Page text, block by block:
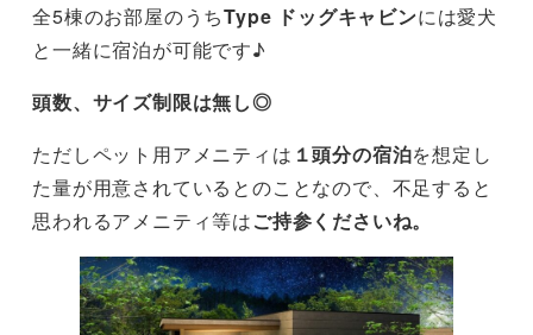
全5棟のお部屋のうちType ドッグキャビンには愛犬
と一緒に宿泊が可能です♪
頭数、サイズ制限は無し◎
ただしペット用アメニティは １頭分の宿泊を想定し
た量が用意されているとのことなので、不足すると
思われるアメニティ等はご持参くださいね。